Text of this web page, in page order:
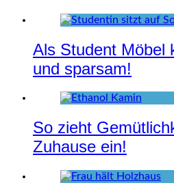
Als Student Möbel
und sparsam!
So zieht
Zuhause ein!